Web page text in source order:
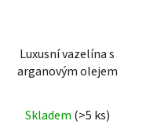
Luxusní vazelína s
arganovým olejem
hodnocení
Skladem (>5 ks)